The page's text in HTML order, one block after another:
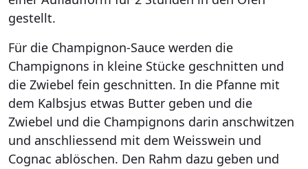
gestellt.
Für die Champignon-Sauce werden die
Champignons in kleine Stücke geschnitten und
die Zwiebel fein geschnitten. In die Pfanne mit
dem Kalbsjus etwas Butter geben und die
Zwiebel und die Champignons darin anschwitzen
und anschliessend mit dem Weisswein und
Cognac ablöschen. Den Rahm dazu geben und